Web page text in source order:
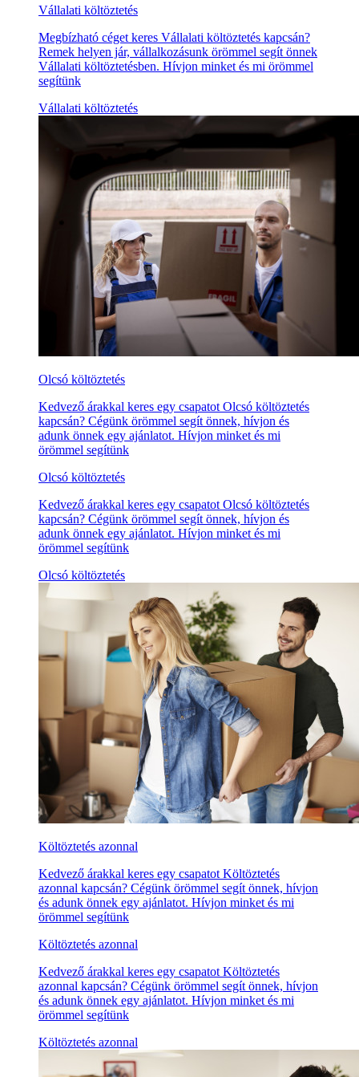
Vállalati költöztetés
Megbízható céget keres Vállalati költöztetés kapcsán?
Remek helyen jár, vállalkozásunk örömmel segít önnek
Vállalati költöztetésben. Hívjon minket és mi örömmel
segítünk
Vállalati költöztetés
Olcsó költöztetés
Kedvező árakkal keres egy csapatot Olcsó költöztetés
kapcsán? Cégünk örömmel segít önnek, hívjon és
adunk önnek egy ajánlatot. Hívjon minket és mi
örömmel segítünk
Olcsó költöztetés
Kedvező árakkal keres egy csapatot Olcsó költöztetés
kapcsán? Cégünk örömmel segít önnek, hívjon és
adunk önnek egy ajánlatot. Hívjon minket és mi
örömmel segítünk
Olcsó költöztetés
Költöztetés azonnal
Kedvező árakkal keres egy csapatot Költöztetés
azonnal kapcsán? Cégünk örömmel segít önnek, hívjon
és adunk önnek egy ajánlatot. Hívjon minket és mi
örömmel segítünk
Költöztetés azonnal
Kedvező árakkal keres egy csapatot Költöztetés
azonnal kapcsán? Cégünk örömmel segít önnek, hívjon
és adunk önnek egy ajánlatot. Hívjon minket és mi
örömmel segítünk
Költöztetés azonnal